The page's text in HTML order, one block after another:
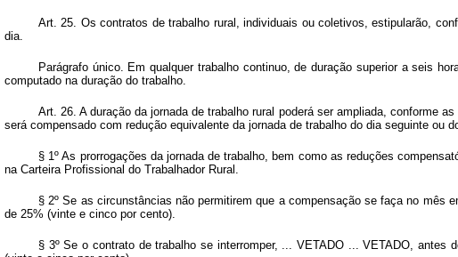
Art. 25. Os contratos de trabalho rural, individuais ou coletivos, estipularão,
dia.
Parágrafo único. Em qualquer trabalho continuo, de duração superior a seis
computado na duração do trabalho.
Art. 26. A duração da jornada de trabalho rural poderá ser ampliada, conforme
será compensado com redução equivalente da jornada de trabalho do dia seguinte ou
§ 1º As prorrogações da jornada de trabalho, bem como as reduções
na Carteira Profissional do Trabalhador Rural.
§ 2º Se as circunstâncias não permitirem que a compensação se faça no mês
de 25% (vinte e cinco por cento).
§ 3º Se o contrato de trabalho se interromper, ... VETADO ... VETADO,